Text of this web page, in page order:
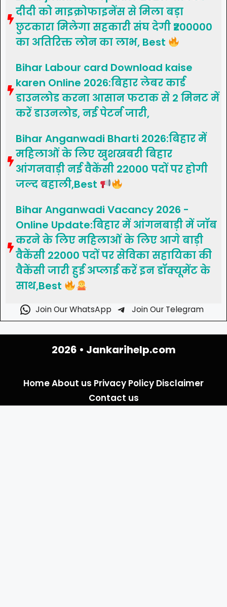
दीदी को माइक्रोफाइनेंस से मिला बड़ा
छुटकारा मिलेगा सहकारी संघ देगी ₹200000
का अतिरिक्त लोन का लाभ, Best
Bihar Labour card Download kaise
karen Online 2026:बिहार लेबर कार्ड
डाउनलोड करना आसान फटाक से 2 मिनट में
करें डाउनलोड, नई पेटर्न जारी,
Bihar Anganwadi Bharti 2026:बिहार में
महिलाओं के लिए खुशखबरी बिहार
आंगनवाड़ी नई वैकेंसी 22000 पदों पर होगी
जल्द बहाली,Best
Bihar Anganwadi Vacancy 2026 -
Online Update:बिहार में आंगनबाड़ी में जॉब
करने के लिए महिलाओं के लिए आगे बाड़ी
वैकेंसी 22000 पदों पर सेविका सहायिका की
वैकेंसी जारी हुई अप्लाई करें इन डॉक्यूमेंट के
साथ,Best
Join Our WhatsApp Join Our Telegram
2026 • Jankarihelp.com
HomeAbout us Privacy Policy Disclaimer
Contact us